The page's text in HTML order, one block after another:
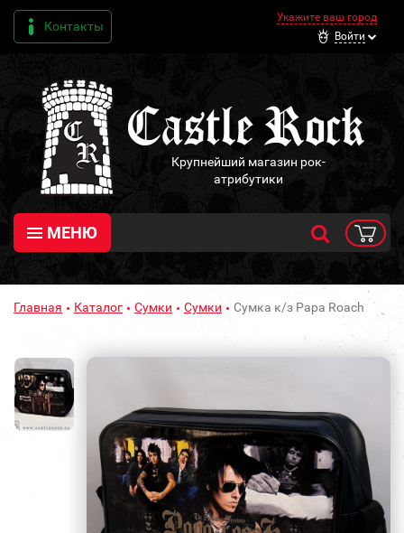
Контакты
Укажите ваш город
Войти
Крупнейший магазин рок-
атрибутики
МЕНЮ
Главная Каталог Сумки Сумки Сумка к/з Papa Roach